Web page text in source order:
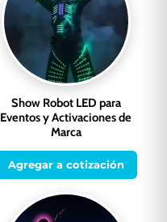
Show Robot LED para
Eventos y Activaciones de
Marca
Agregar a cotización